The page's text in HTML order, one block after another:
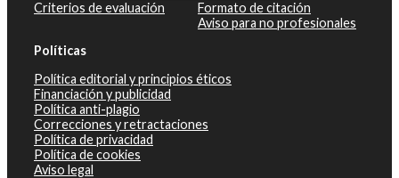
Criterios de evaluación
Formato de citación
Aviso para no profesionales
Políticas
Política editorial y principios éticos
Financiación y publicidad
Política anti-plagio
Correcciones y retractaciones
Política de privacidad
Política de cookies
Aviso legal